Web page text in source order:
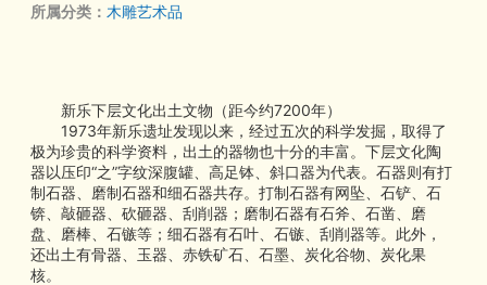
所属分类： 木雕艺术品
新乐下层文化出土文物（距今约7200年）
1973年新乐遗址发现以来，经过五次的科学发掘，取得了
极为珍贵的科学资料，出土的器物也十分的丰富。下层文化陶
器以压印“之”字纹深腹罐、高足钵、斜口器为代表。石器则有打
制石器、磨制石器和细石器共存。打制石器有网坠、石铲、石
锛、敲砸器、砍砸器、刮削器；磨制石器有石斧、石凿、磨
盘、磨棒、石镞等；细石器有石叶、石镞、刮削器等。此外，
还出土有骨器、玉器、赤铁矿石、石墨、炭化谷物、炭化果
核。